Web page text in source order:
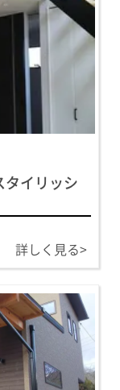
タイリッシ
詳しく見る>